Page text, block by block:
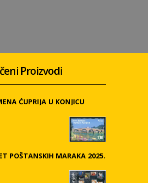
Proizvodi
ĆUPRIJA U KONJICU
POŠTANSKIH MARAKA 2025.